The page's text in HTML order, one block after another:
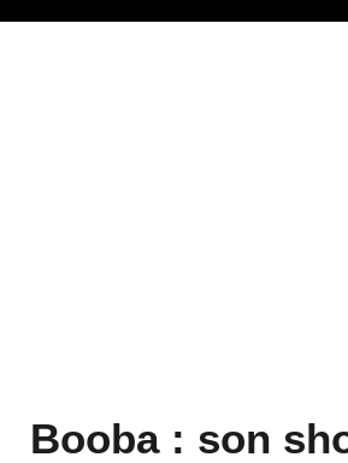
Booba : son